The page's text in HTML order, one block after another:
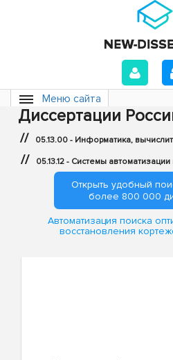
Меню сайта
Диссертации
// 05.13.00 - Информатика,
// 05.13.12 - Системы
Открыть удобный
более 800 000
Автоматизация поиска
восстановления